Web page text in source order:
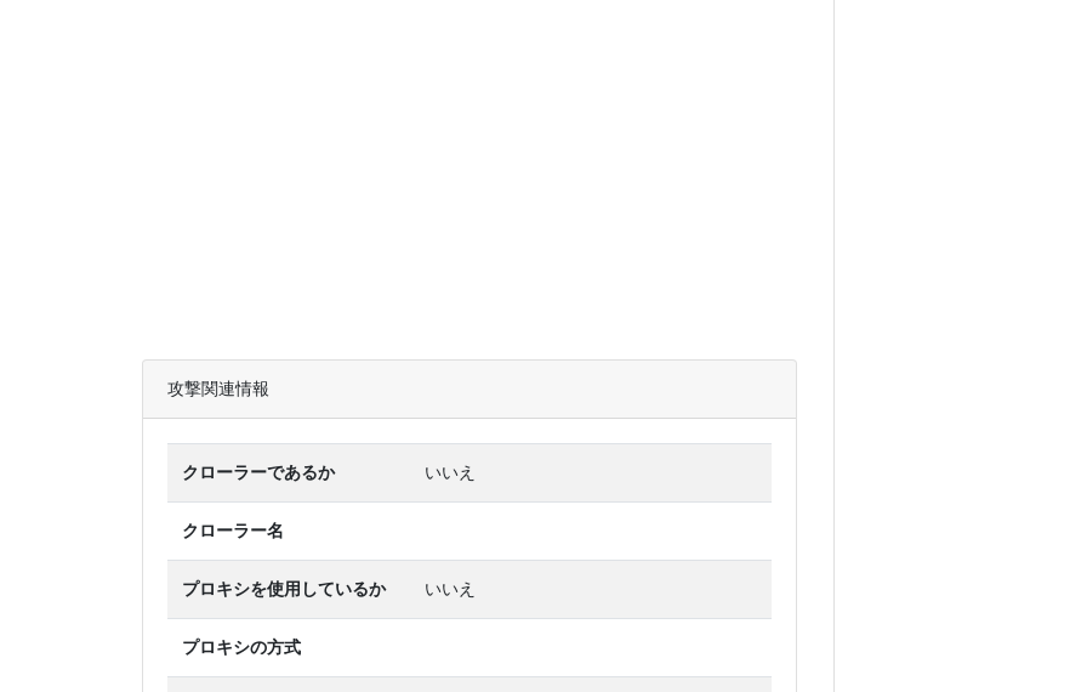
攻撃関連情報
クローラーであるか いいえ
クローラー名
プロキシを使用しているか いいえ
プロキシの方式